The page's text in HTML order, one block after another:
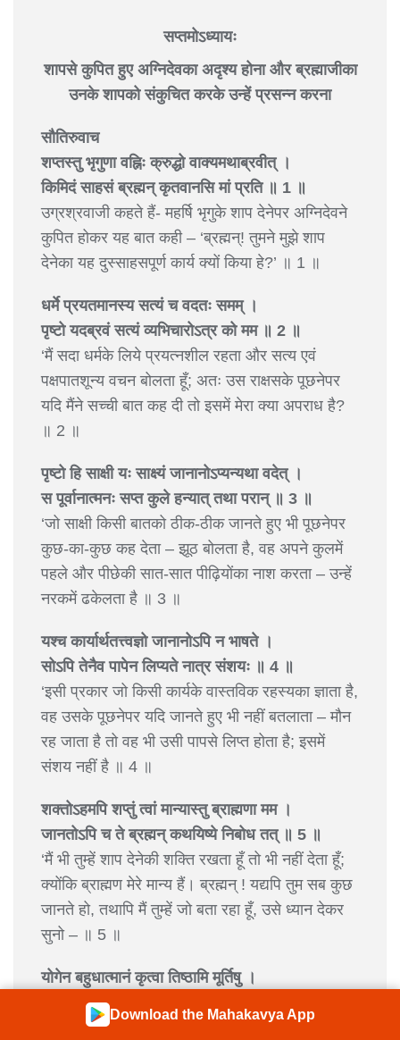
सप्तमोऽध्यायः
शापसे कुपित हुए अग्निदेवका अदृश्य होना और ब्रह्माजीका
उनके शापको संकुचित करके उन्हें प्रसन्न करना
सौतिरुवाच
शप्तस्तु भृगुणा वह्निः क्रुद्धो वाक्यमथाब्रवीत् ।
किमिदं साहसं ब्रह्मन् कृतवानसि मां प्रति ॥ 1 ॥
उग्रश्रवाजी कहते हैं- महर्षि भृगुके शाप देनेपर अग्निदेवने
कुपित होकर यह बात कही – ‘ब्रह्मन्! तुमने मुझे शाप
देनेका यह दुस्साहसपूर्ण कार्य क्यों किया हे?’ ॥ 1 ॥
धर्मे प्रयतमानस्य सत्यं च वदतः समम् ।
पृष्टो यदब्रवं सत्यं व्यभिचारोऽत्र को मम ॥ 2 ॥
‘मैं सदा धर्मके लिये प्रयत्नशील रहता और सत्य एवं
पक्षपातशून्य वचन बोलता हूँ; अतः उस राक्षसके पूछनेपर
यदि मैंने सच्ची बात कह दी तो इसमें मेरा क्या अपराध है?
॥ 2 ॥
पृष्टो हि साक्षी यः साक्ष्यं जानानोऽप्यन्यथा वदेत् ।
स पूर्वानात्मनः सप्त कुले हन्यात् तथा परान् ॥ 3 ॥
‘जो साक्षी किसी बातको ठीक-ठीक जानते हुए भी पूछनेपर
कुछ-का-कुछ कह देता – झूठ बोलता है, वह अपने कुलमें
पहले और पीछेकी सात-सात पीढ़ियोंका नाश करता – उन्हें
नरकमें ढकेलता है ॥ 3 ॥
यश्च कार्यार्थतत्त्वज्ञो जानानोऽपि न भाषते ।
सोऽपि तेनैव पापेन लिप्यते नात्र संशयः ॥ 4 ॥
‘इसी प्रकार जो किसी कार्यके वास्तविक रहस्यका ज्ञाता है,
वह उसके पूछनेपर यदि जानते हुए भी नहीं बतलाता – मौन
रह जाता है तो वह भी उसी पापसे लिप्त होता है; इसमें
संशय नहीं है ॥ 4 ॥
शक्तोऽहमपि शप्तुं त्वां मान्यास्तु ब्राह्मणा मम ।
जानतोऽपि च ते ब्रह्मन् कथयिष्ये निबोध तत् ॥ 5 ॥
‘मैं भी तुम्हें शाप देनेकी शक्ति रखता हूँ तो भी नहीं देता हूँ;
क्योंकि ब्राह्मण मेरे मान्य हैं। ब्रह्मन् ! यद्यपि तुम सब कुछ
जानते हो, तथापि मैं तुम्हें जो बता रहा हूँ, उसे ध्यान देकर
सुनो – ॥ 5 ॥
योगेन बहुधात्मानं कृत्वा तिष्ठामि मूर्तिषु ।
अग्निहोत्रेषु सत्रेषु क्रियासु च मखेषु च ॥ 6 ॥
‘मैं योगसिद्धिके बलसे अपने-आपको अनेक रूपोंमें प्रकट
Download the Mahakavya App